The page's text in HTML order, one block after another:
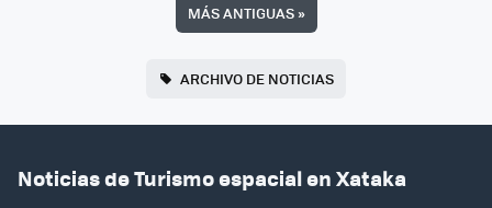
MÁS ANTIGUAS»
ARCHIVO DE NOTICIAS
Noticias de Turismo espacial en Xataka